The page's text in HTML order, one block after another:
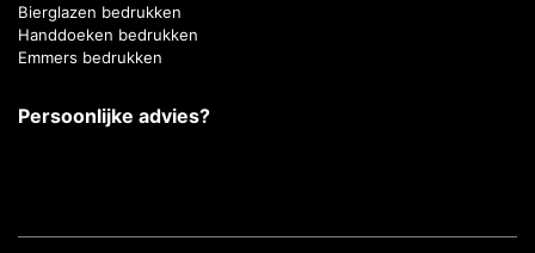
Bierglazen bedrukken
Handdoeken bedrukken
Emmers bedrukken
Persoonlijke advies?